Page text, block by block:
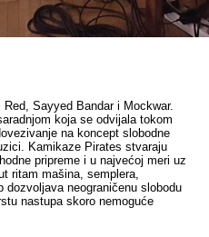
Sayyed Bandar i Mockwar.
koja se odvijala tokom
na koncept slobodne
Kamikaze Pirates stvaraju
pripreme i u najvećoj meri uz
ritam mašina, semplera,
neograničenu slobodu
nastupa skoro nemoguće